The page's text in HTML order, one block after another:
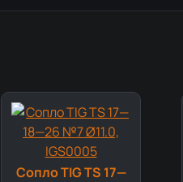
Сопло TIG TS 17—